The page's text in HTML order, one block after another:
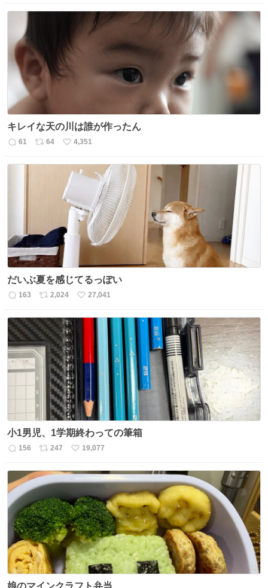
キレイな天の川は誰が作ったん
返
61
リ
64
い
数
4,351
だいぶ夏を感じてるっぽい
返
数
163
リ
ス
ト
数
2,024
い
27,041
小1男児、1学期終わっての筆箱
返
数
156
リ
ス
ト
数
247
い
ね
19,077
娘のマインクラフト弁当